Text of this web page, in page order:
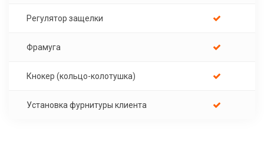
Регулятор защелки
Фрамуга
Кнокер (кольцо-колотушка)
Установка фурнитуры клиента